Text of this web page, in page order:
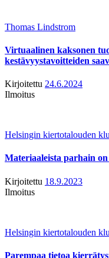
Thomas Lindstrom
Virtuaalinen kaksonen
kestävyystavoitteiden
Kirjoitettu 24.6.2024
Ilmoitus
Helsingin kiertotalouden
Materiaaleista parhain on
Kirjoitettu 18.9.2023
Ilmoitus
Helsingin kiertotalouden
Parempaa tietoa